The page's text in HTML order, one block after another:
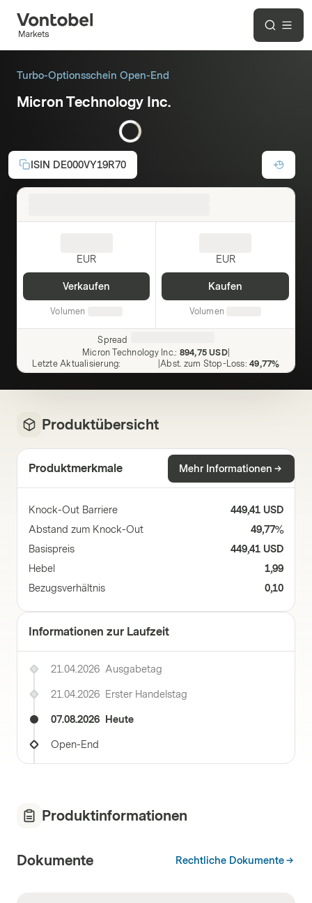
Turbo-Optionsschein Open-End
Micron Technology Inc.
ISIN DE000VY19R70
EUR
Verkaufen
Volumen
EUR
Kaufen
Volumen
Spread
Micron Technology Inc.: 894,75 USD|
Letzte Aktualisierung: |Abst. zum Stop-Loss: 49,77%
Produktübersicht
Produktmerkmale Mehr Informationen
Knock-Out Barriere
449,41 USD
Abstand zum Knock-Out
49,77%
Basispreis
449,41 USD
Hebel
1,99
Bezugsverhältnis
0,10
Informationen zur Laufzeit
21.04.2026 Ausgabetag
21.04.2026 Erster Handelstag
07.08.2026 Heute
Open-End
Produktinformationen
Dokumente Rechtliche Dokumente